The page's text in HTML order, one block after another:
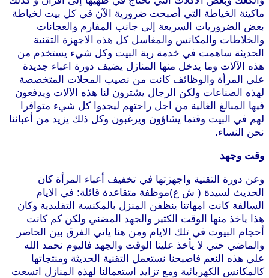
ماكينة الخياطة التي أصبحت ضرورية الآن في كل بيت لخياطة
بعض الضروريات السريعة إلى جانب المفارم والعجانات
والخلاطات والمكانس والمغاسل كل هذه الاجهزة التقنية
الحديثة ساهمت في خدمة ربة البيت وكل شيء يستخدم من
هذه الآلات وما يدخل منها المنازل يضيف دورة اعباء جديدة
على المرأة والوظائف كانت من نصيب المحلات المتخصصة
لهذه الصناعات ولكن الرجال يشترون لنا هذه الآلات ويدفعون
فيها المبالغ الغالية من اجل راحتهم ليجدوا كل شيء متوافرا
لهم في البيت وقتما يشاؤون ويرغبون وكل ذلك يزيد من أعبائنا
نحن النساء.
وقت وجهد
وعن دورة التقنية واجهزتها في تخفيف أعباء المرأة كان
الحديث لسيدة ( ش ع)موظفة متقاعدة قائلة: في الايام
السالفة كانت امهاتنا ينظفن المنزل بالمكنسة التقليدية وكان
هذا ياخذ منها الوقت الكثير والجهد المضني ولكن كم كانت
أحجام البيوت في تلك الايام ومن هنا ياتي الفرق بين الحاضر
والماضي حتي لا يأخذ علينا الوقت والجهد فاليوم نحمد الله
على هذه النعم فاصبحنا نستعمل التقنية الحديثة ومنتجاتها
كالمكانس الكهربائية ومع تزايد استعمالنا لهذه المنازل اتسعت